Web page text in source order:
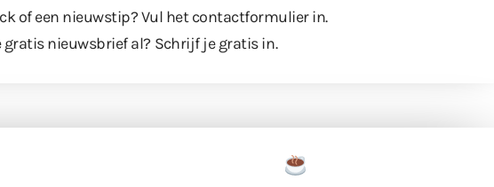
of een nieuwstip? Vul het contactformulierin.
gratis nieuwsbrief al? Schrijf je gratis in.